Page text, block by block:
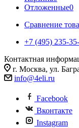
Отложенные0
Сравнение
+7 (495) 235-
Контактная
г. Москва, ул.
info@4eli.ru
Facebook
Вконтакте
Instagram